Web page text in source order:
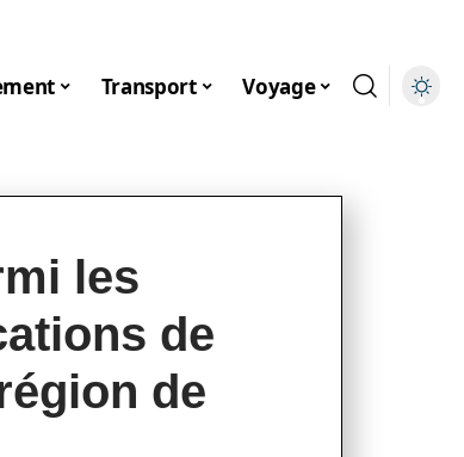
Transport Voyage
les
de
de